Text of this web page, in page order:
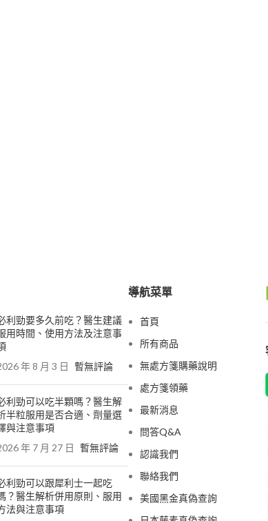
利勁要多久前吃？醫生建議
用時間、使用方法及注意事
年 8 月 3 日 暫無評論
利勁可以吃半顆嗎？醫生解
半粒服用是否合適、劑量選
與注意事項
年 7 月 27 日 暫無評論
利勁可以跟犀利士一起吃
？醫生解析併用原則、服用
法與注意事項
導航菜單
首頁
所有商品
無處方箋購藥說明
處方箋領藥
最新消息
問答Q&A
認識我們
聯絡我們
美國黑金真偽查詢